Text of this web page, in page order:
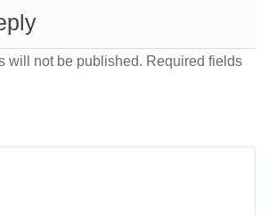
will not be published. Required fields